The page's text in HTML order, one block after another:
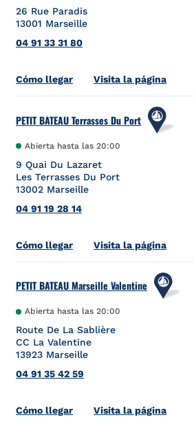
26 Rue Paradis
13001 Marseille
04 91 33 31 80
Cómo llegarLink Opens in New Tab
Visita la página
PETIT BATEAU Terrasses Du Port
Abierta hasta las 20:00
9 Quai Du Lazaret
Les Terrasses Du Port
13002 Marseille
04 91 19 28 14
Cómo llegarLink Opens in New Tab
Visita la página
PETIT BATEAU Marseille Valentine
Abierta hasta las 20:00
Route De La Sablière
CC La Valentine
13923 Marseille
04 91 35 42 59
Cómo llegarLink Opens in New Tab
Visita la página